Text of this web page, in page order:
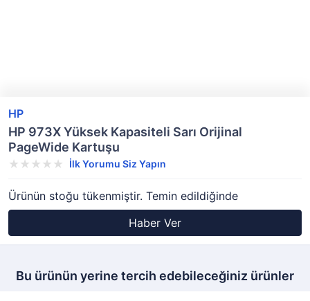
HP
HP 973X Yüksek Kapasiteli Sarı Orijinal
PageWide Kartuşu
İlk Yorumu Siz Yapın
Ürünün stoğu tükenmiştir. Temin edildiğinde
Haber Ver
Bu ürünün yerine tercih edebileceğiniz ürünler